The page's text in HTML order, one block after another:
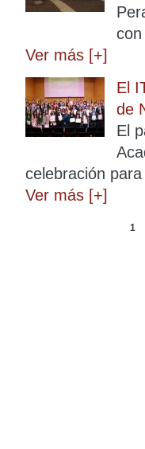
Ver más [+]
El
de
El
celebración
Ver más [+]
1